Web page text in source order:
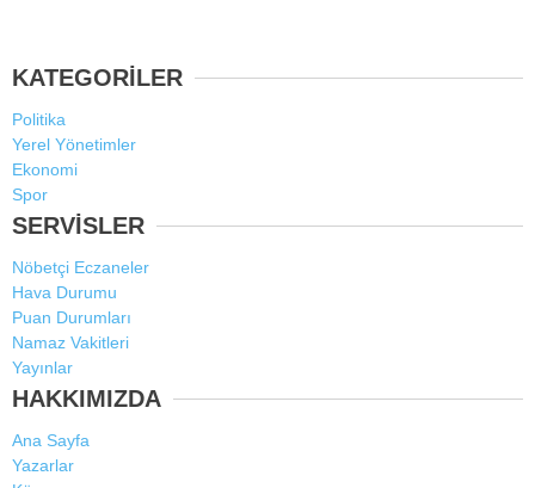
KATEGORİLER
Politika
Yerel Yönetimler
Ekonomi
Spor
SERVİSLER
Nöbetçi Eczaneler
Hava Durumu
Puan Durumları
Namaz Vakitleri
Yayınlar
HAKKIMIZDA
Ana Sayfa
Yazarlar